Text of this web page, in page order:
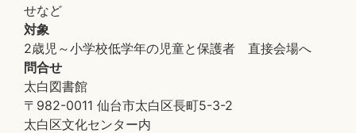
せなど
対象
2歳児～小学校低学年の児童と保護者 直接会場へ
問合せ
太白図書館
〒982-0011 仙台市太白区長町5-3-2
太白区文化センター内